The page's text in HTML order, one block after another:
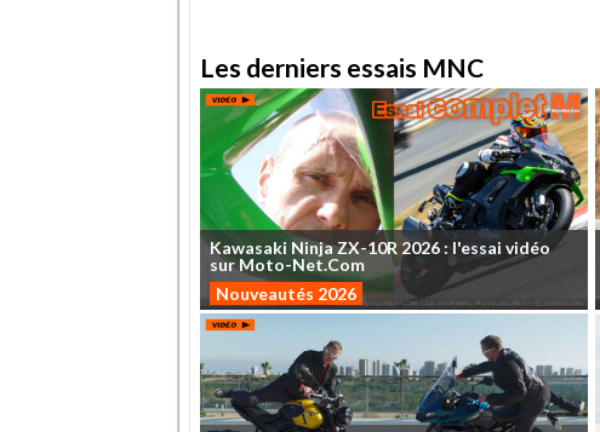
Les derniers essais MNC
Kawasaki NinjaZX-10R 2026 : l'essai vidéo
sur Moto-Net.Com
Nouveautés 2026